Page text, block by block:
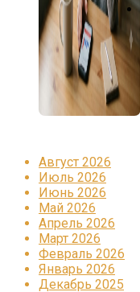
Август 2026
Июль 2026
Июнь 2026
Май 2026
Апрель 2026
Март 2026
Февраль 2026
Январь 2026
Декабрь 2025